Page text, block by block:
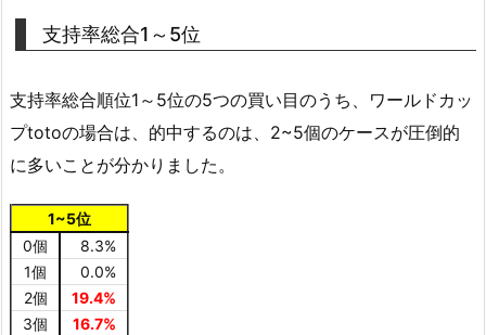
支持率総合1～5位
支持率総合順位1～5位の5つの買い目のうち、ワールドカッ
プtotoの場合は、的中するのは、2~5個のケースが圧倒的
に多いことが分かりました。
1~5位
0個
8.3%
1個
0.0%
2個
19.4%
3個
16.7%